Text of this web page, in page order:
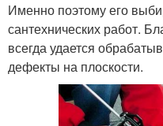
Именно поэтому его
сантехнических работ.
всегда удается
дефекты на плоскости.